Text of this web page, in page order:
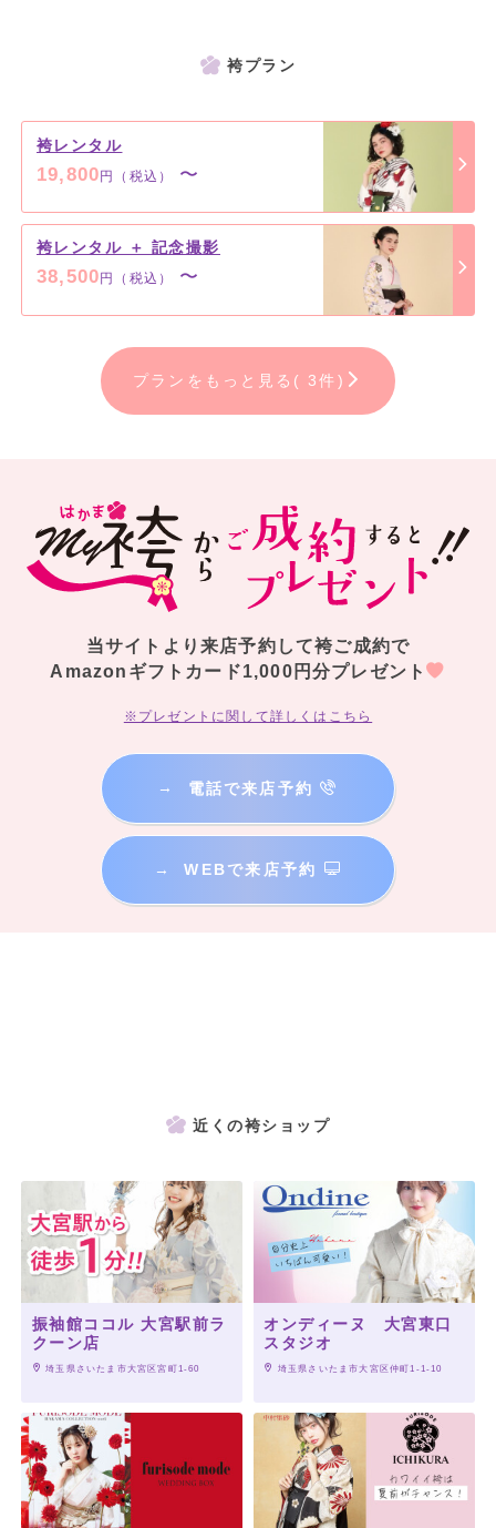
袴プラン
袴レンタル
19,800円（税込） 〜
袴レンタル ＋ 記念撮影
38,500 円（税込） 〜
プランをもっと見る( 3件)
当サイトより来店予約して袴ご成約で
Amazonギフトカード1,000円分プレゼント
※プレゼントに関して詳しくはこちら
→ 電話で来店予約
→ WEBで来店予約
近くの袴ショップ
振袖館ココル 大宮駅前ラ
クーン店
埼玉県さいたま市大宮区宮町1-60
オンディーヌ 大宮東口
スタジオ
埼玉県さいたま市大宮区仲町1-1-10